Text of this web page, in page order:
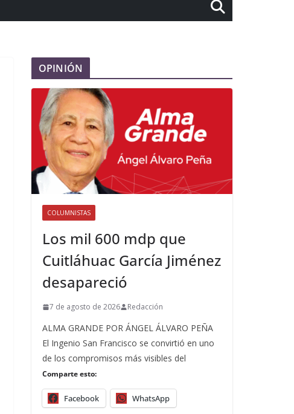
OPINIÓN
COLUMNISTAS
Los mil 600 mdp que
Cuitláhuac García Jiménez
desapareció
7 de agosto de 2026 Redacción
ALMA GRANDE POR ÁNGEL ÁLVARO PEÑA
El Ingenio San Francisco se convirtió en uno
de los compromisos más visibles del
Comparte esto:
Facebook WhatsApp